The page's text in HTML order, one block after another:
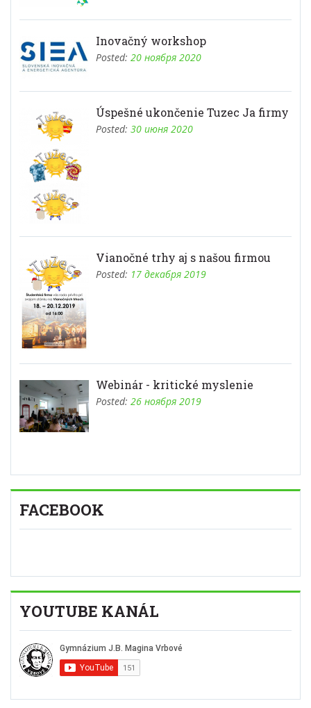
Inovačný workshop
Posted: 20 ноября 2020
Úspešné ukončenie Tuzec Ja firmy
Posted: 30 июня 2020
Vianočné trhy aj s našou firmou
Posted: 17 декабря 2019
Webinár - kritické myslenie
Posted: 26 ноября 2019
FACEBOOK
YOUTUBE KANÁL